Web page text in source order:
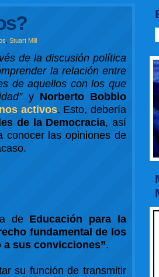
,Stuart Mill
de la discusión política
la relación entre
de aquellos con los que
y Norberto Bobbio
activos. Esto, debería
de la Democracia, así
conocer las opiniones de
de Educación para la
fundamental de los
sus convicciones”.
su función de transmitir